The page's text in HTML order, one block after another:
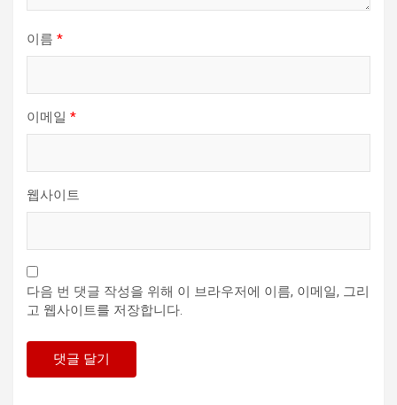
이름 *
이메일 *
웹사이트
다음 번 댓글 작성을 위해 이 브라우저에 이름, 이메일, 그리
고 웹사이트를 저장합니다.